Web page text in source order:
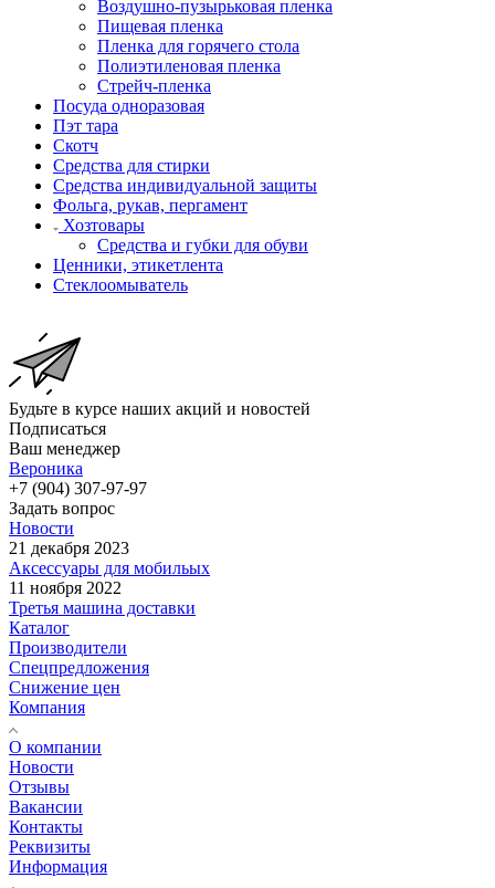
Воздушно-пузырьковая пленка
Пищевая пленка
Пленка для горячего стола
Полиэтиленовая пленка
Стрейч-пленка
Посуда одноразовая
Пэт тара
Скотч
Средства для стирки
Средства индивидуальной защиты
Фольга, рукав, пергамент
Хозтовары
Средства и губки для обуви
Ценники, этикетлента
Стеклоомыватель
Будьте в курсе наших акций и новостей
Подписаться
Ваш менеджер
Вероника
+7 (904) 307-97-97
Задать вопрос
Новости
21 декабря 2023
Аксессуары для мобильых
11 ноября 2022
Третья машина доставки
Каталог
Производители
Спецпредложения
Снижение цен
Компания
О компании
Новости
Отзывы
Вакансии
Контакты
Реквизиты
Информация